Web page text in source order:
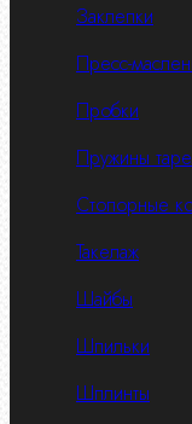
Заклепки
Пресс-
Пробки
Пружины
Стопорные
Такелаж
Шайбы
Шпильки
Шплинты